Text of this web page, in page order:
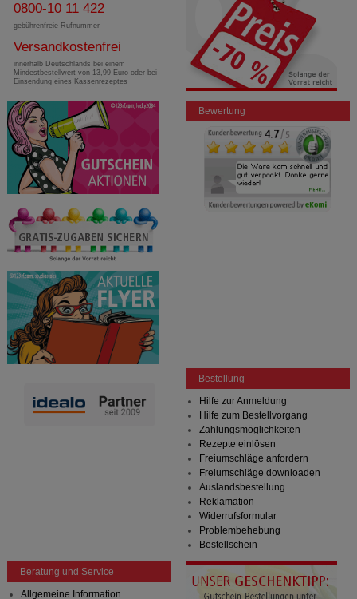
0800-10 11 422
gebührenfreie Rufnummer
Versandkostenfrei
innerhalb Deutschlands bei einem
Mindestbestellwert von 13,99 Euro oder bei
Einsendung eines Kassenrezeptes
Bewertung
Bestellung
Hilfe zur Anmeldung
Hilfe zum Bestellvorgang
Zahlungsmöglichkeiten
Rezepte einlösen
Freiumschläge anfordern
Freiumschläge downloaden
Auslandsbestellung
Reklamation
Widerrufsformular
Problembehebung
Bestellschein
Beratung und Service
Allgemeine Information